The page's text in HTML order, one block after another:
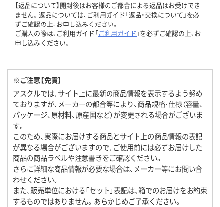
【返品について】開封後はお客様のご都合による返品はお受けでき
ません。返品については、ご利用ガイド「返品・交換について」を必
ずご確認の上、お申し込みください。
ご購入の際は、ご利用ガイド「ご利用ガイド 」を必ずご確認の上、お
申し込みください。
※ご注意【免責】
アスクルでは、サイト上に最新の商品情報を表示するよう努め
ておりますが、メーカーの都合等により、商品規格・仕様（容量、
パッケージ、原材料、原産国など）が変更される場合がございま
す。
このため、実際にお届けする商品とサイト上の商品情報の表記
が異なる場合がございますので、ご使用前には必ずお届けした
商品の商品ラベルや注意書きをご確認ください。
さらに詳細な商品情報が必要な場合は、メーカー等にお問い合
わせください。
また、販売単位における「セット」表記は、箱でのお届けをお約束
するものではありません。あらかじめご了承ください。